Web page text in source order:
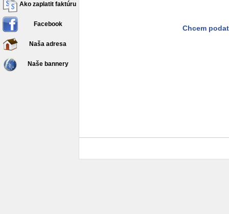
Ako zaplatit faktúru
Facebook
Naša adresa
Naše bannery
Chcem